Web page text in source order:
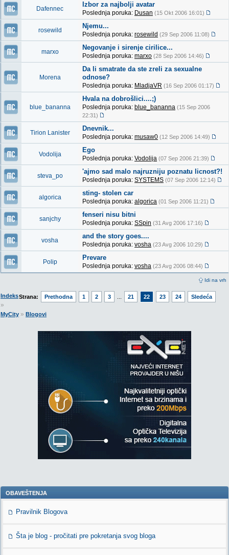
Idi na vrh
Dafennec
Izbor za najbolji avatar
Poslednja poruka: Dusan (15 Okt 2006 16:01)
rosewild
Njemu...
Poslednja poruka: rosewild (29 Sep 2006 11:08)
marxo
Negovanje i sirenje cirilice...
Poslednja poruka: marxo (28 Sep 2006 14:46)
Morena
Da li smatrate da ste zreli za sexualne
odnose?
Poslednja poruka: MladjaVR (16 Sep 2006 01:17)
blue_bananna
Hvala na dobrošlici....;)
Poslednja poruka: blue_bananna (15 Sep 2006
22:31)
Tirion Lanister
Dnevnik...
Poslednja poruka: musaw0 (12 Sep 2006 14:49)
Vodolija
Ego
Poslednja poruka: Vodolija (07 Sep 2006 21:39)
steva_po
'ajmo sad malo najruzniju poznatu licnost?!
Poslednja poruka: SYSTEMS (07 Sep 2006 12:14)
algorica
sting- stolen car
Poslednja poruka: algorica (01 Sep 2006 11:21)
sanjchy
fenseri nisu bitni
Poslednja poruka: SSpin (31 Avg 2006 17:16)
vosha
and the story goes....
Poslednja poruka: vosha (23 Avg 2006 10:29)
Polip
Prevare
Poslednja poruka: vosha (23 Avg 2006 08:44)
Strana: Prethodna 1 2 3 21 22 23 24 Sledeća
Indeks
»
MyCity » Blogovi
OBAVEŠTENJA
Pravilnik Blogova
Šta je blog - pročitati pre pokretanja svog bloga